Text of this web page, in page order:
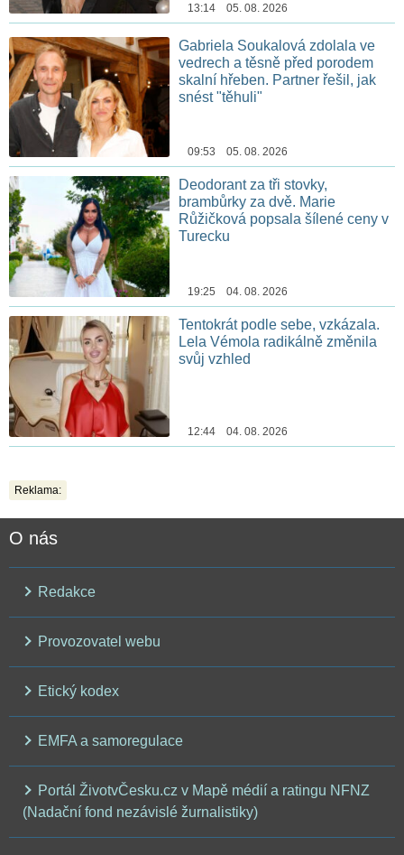
13:14 05. 08. 2026
Gabriela Soukalová zdolala ve
vedrech a těsně před porodem
skalní hřeben. Partner řešil, jak
snést "těhuli"
09:53 05. 08. 2026
Deodorant za tři stovky,
brambůrky za dvě. Marie
Růžičková popsala šílené ceny v
Turecku
19:25 04. 08. 2026
Tentokrát podle sebe, vzkázala.
Lela Vémola radikálně změnila
svůj vzhled
12:44 04. 08. 2026
Reklama:
O nás
Redakce
Provozovatel webu
Etický kodex
EMFA a samoregulace
Portál ŽivotvČesku.cz v Mapě médií a ratingu NFNZ
(Nadační fond nezávislé žurnalistiky)